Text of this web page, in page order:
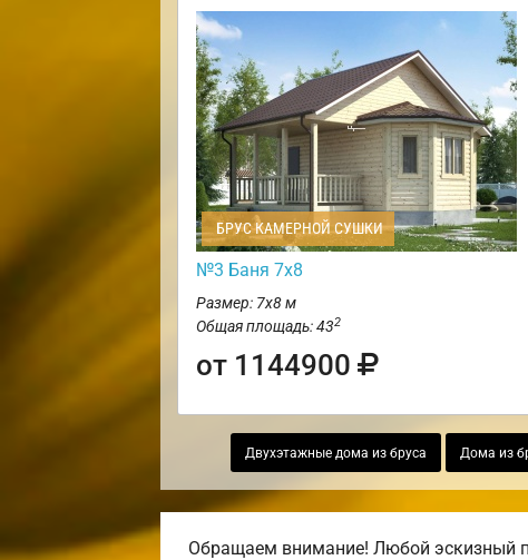
БРУС КАМЕРНОЙ СУШКИ
№3 Баня 7х8
Размер: 7х8 м
Общая площадь: 432
от 1144900
Двухэтажные дома из бруса Дома из
Обращаем внимание! Любой эскизный